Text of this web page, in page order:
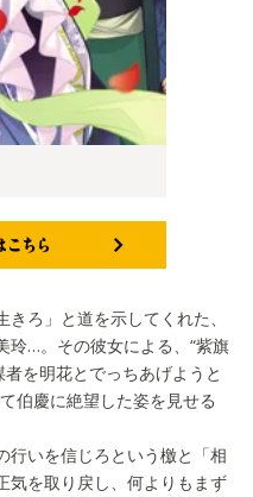
ろ」と道を示してくれた、
玲…。その彼女による、“紫旗
を明花とでっちあげようと
伯慶に絶望した姿を見せる
行いを信じろという檄と「相
気を取り戻し、何よりもまず